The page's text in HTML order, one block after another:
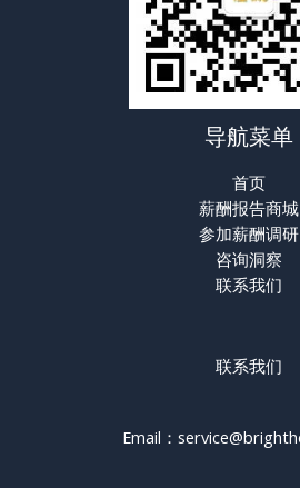
导航菜单
首页
薪酬报告商城
参加薪酬调研
咨询洞察
联系我们
联系我们
Email：